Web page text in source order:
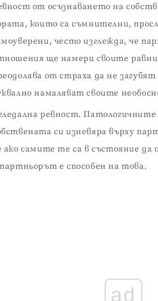
от осъзнаването на
които са съмнителни,
често изглежда, че
ще намери своите
от страха да не
намаляват своите
ревност.
си изневяра върху
ако самите те са в състояние
е способен на това.
ad